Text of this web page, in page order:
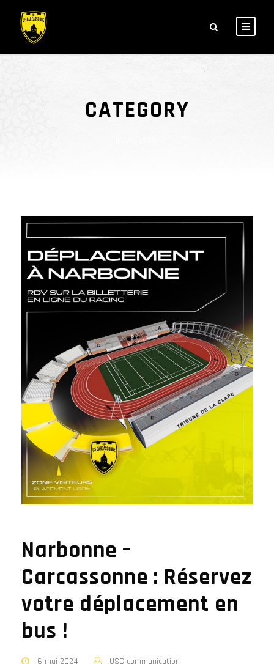
CATEGORY
Narbonne –
Carcassonne : Réservez
votre déplacement en
bus !
6 mai 2024
USC communication